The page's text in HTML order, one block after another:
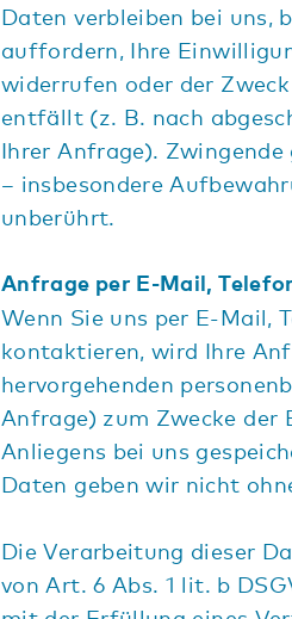
Daten verbleiben bei uns,
auffordern, Ihre
widerrufen oder der
entfällt (z. B. nach
Ihrer Anfrage).
– insbesondere
unberührt.
Anfrage per E-Mail,
Wenn Sie uns per E-Mail,
kontaktieren, wird Ihre
hervorgehenden
Anfrage) zum Zwecke der
Anliegens bei uns
Daten geben wir nicht
Die Verarbeitung dieser
von Art. 6 Abs. 1 lit. b